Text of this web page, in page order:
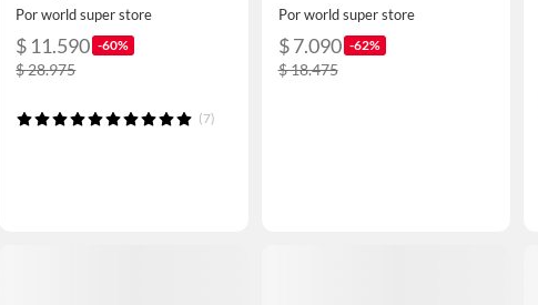
Por world super store
$ 11.590 -60%
$ 28.975
(7)
Por world super store
$ 7.090 -62%
$ 18.475